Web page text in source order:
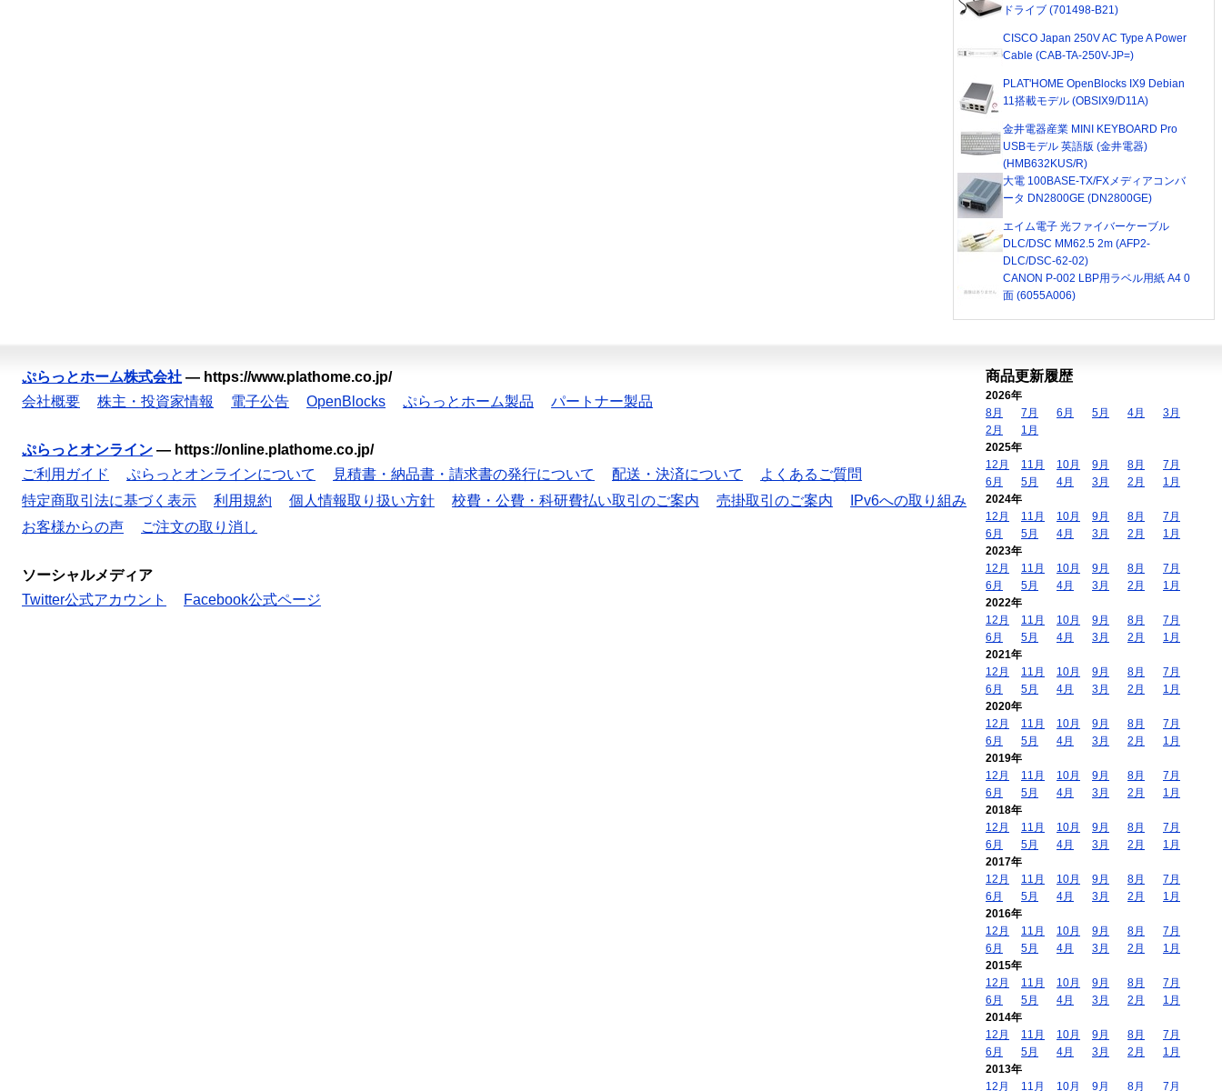
ドライブ (701498-B21)
CISCO Japan 250V AC Type A Power
Cable (CAB-TA-250V-JP=)
PLAT'HOME OpenBlocks IX9 Debian
11搭載モデル (OBSIX9/D11A)
金井電器産業 MINI KEYBOARD Pro
USBモデル 英語版 (金井電器)
(HMB632KUS/R)
大電 100BASE-TX/FXメディアコンバ
ータ DN2800GE (DN2800GE)
エイム電子 光ファイバーケーブル
DLC/DSC MM62.5 2m (AFP2-
DLC/DSC-62-02)
CANON P-002 LBP用ラベル用紙 A4 0
面 (6055A006)
ぷらっとホーム株式会社 — https://www.plathome.co.jp/
会社概要
株主・投資家情報 電子公告 OpenBlocks ぷらっとホーム製品 パートナー製品
ぷらっとオンライン — https://online.plathome.co.jp/
ご利用ガイド
ぷらっとオンラインについて 見積書・納品書・請求書の発行について 配送・決済について
よくあるご質問
特定商取引法に基づく表示
利用規約 個人情報取り扱い方針 校費・公費・科研費払い取引のご案内 売掛取引のご案内
IPv6への取り組み
お客様からの声
ご注文の取り消し
ソーシャルメディア
Twitter公式アカウント
Facebook公式ページ
商品更新履歴
2026年
8月
7月 6月 5月 4月
3月
2月
1月
2025年
12月
11月 10月 9月 8月
7月
6月
5月 4月 3月 2月
1月
2024年
12月
11月 10月 9月 8月
7月
6月
5月 4月 3月 2月
1月
2023年
12月
11月 10月 9月 8月
7月
6月
5月 4月 3月 2月
1月
2022年
12月
11月 10月 9月 8月
7月
6月
5月 4月 3月 2月
1月
2021年
12月
11月 10月 9月 8月
7月
6月
5月 4月 3月 2月
1月
2020年
12月
11月 10月 9月 8月
7月
6月
5月 4月 3月 2月
1月
2019年
12月
11月 10月 9月 8月
7月
6月
5月 4月 3月 2月
1月
2018年
12月
11月 10月 9月 8月
7月
6月
5月 4月 3月 2月
1月
2017年
12月
11月 10月 9月 8月
7月
6月
5月 4月 3月 2月
1月
2016年
12月
11月 10月 9月 8月
7月
6月
5月 4月 3月 2月
1月
2015年
12月
11月 10月 9月 8月
7月
6月
5月 4月 3月 2月
1月
2014年
12月
11月 10月 9月 8月
7月
6月
5月 4月 3月 2月
1月
2013年
12月
11月 10月 9月 8月 7月